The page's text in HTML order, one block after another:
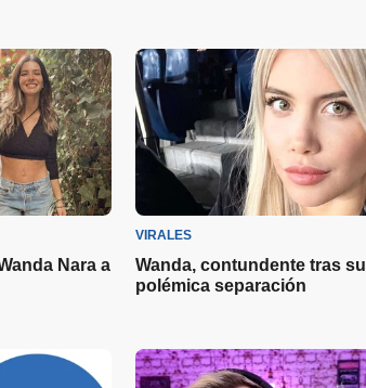
Nara a
VIRALES
Wanda, contundente tras su
polémica separación